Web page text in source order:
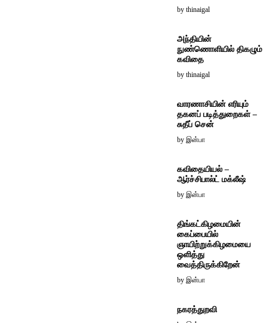
by thinaigal
அந்தியின்
நுண்ணொளியில் திகழும்
கவிதை
by thinaigal
வாரணாசியின் எரியும்
தகனப் படித்துறைகள் –
சுதீப் சென்
by இன்பா
கவிதையியல் –
ஆர்ச்சிபால்ட் மக்லீஷ்
by இன்பா
திங்கட்கிழமையின்
கைப்பையில்
ஞாயிற்றுக்கிழமையை
ஒளித்து
வைத்திருக்கிறேன்
by இன்பா
நகரத்துறவி